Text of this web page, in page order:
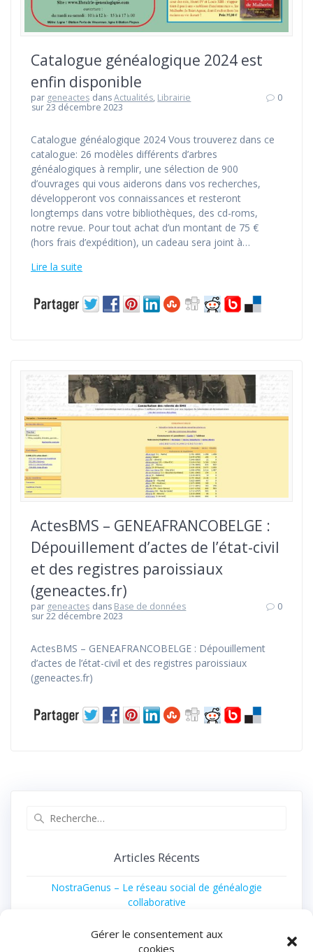
Gérer le consentement aux
cookies
Catalogue généalogique 2024 est
enfin disponible
par geneactes dansActualités, Librairie
sur 23 décembre 2023
0
Catalogue généalogique 2024 Vous trouverez dans ce
catalogue: 26 modèles différents d’arbres
généalogiques à remplir, une sélection de 900
d’ouvrages qui vous aiderons dans vos recherches,
développeront vos connaissances et resteront
longtemps dans votre bibliothèques, des cd-roms,
notre revue. Pour tout achat d’un montant de 75 €
(hors frais d’expédition), un cadeau sera joint à…
Lire la suite
ActesBMS – GENEAFRANCOBELGE :
Dépouillement d’actes de l’état-civil
et des registres paroissiaux
(geneactes.fr)
par geneactes dans Base de données
sur 22 décembre 2023
0
ActesBMS – GENEAFRANCOBELGE : Dépouillement
d’actes de l’état-civil et des registres paroissiaux
(geneactes.fr)
Articles Récents
NostraGenus – Le réseau social de généalogie
collaborative
Chodron de Courcel